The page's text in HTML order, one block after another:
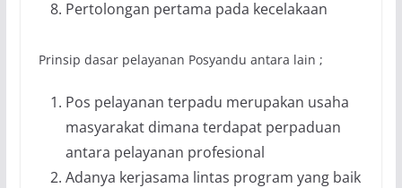
Pertolongan pertama pada kecelakaan
Prinsip dasar pelayanan Posyandu antara lain ;
Pos pelayanan terpadu merupakan usaha
masyarakat dimana terdapat perpaduan
antara pelayanan profesional
Adanya kerjasama lintas program yang baik